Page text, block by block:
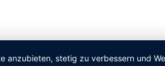
anzubieten, stetig zu verbessern und